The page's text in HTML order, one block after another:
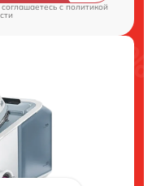
cполитикой